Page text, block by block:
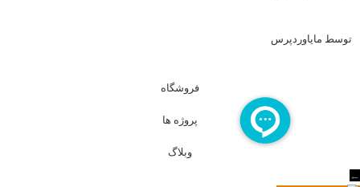
توسط مایاوردپرس
فروشگاه
پروژه ها
وبلاگ
←